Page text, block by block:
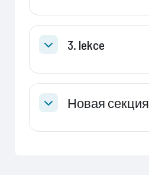
Свернуть3. lekce
СвернутьНовая секция